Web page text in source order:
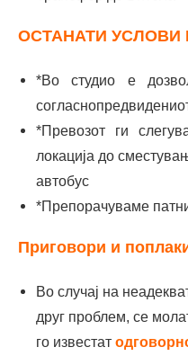
ОСТАНАТИ УСЛОВИ
*Во студио е
*Превозот ги
локација до
автобус
*Препорачуваме
Приговори и
Во случај на
друг проблем, се
го известат